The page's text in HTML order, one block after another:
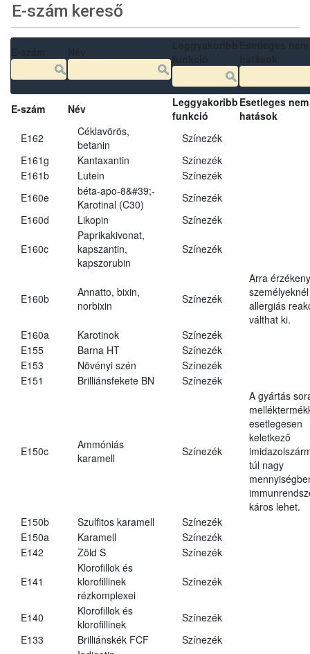
E-szám kereső
E-szám Név
Leggyakoribb
funkció
Esetleges
hatások
E162
Céklavörös,
betanin
Színezék
E161g
Kantaxantin
Színezék
E161b
Lutein
Színezék
E160e
béta-apo-8&#39;-
Karotinal (C30)
Színezék
E160d
Likopin Színezék
E160c
Paprikakivonat,
kapszantin,
kapszorubin
Színezék
E160b
Annatto, bixin,
norbixin
Színezék
Arra érzékeny
személyeknél
allergiás
válthat ki.
E160a
Karotinok
Színezék
E155
Barna HT
Színezék
E153
Növényi szén
Színezék
E151
Brilliánsfekete BN Színezék
E150c
Ammóniás
karamell
Színezék
A gyártás
esetlegesen
keletkező
túl nagy
káros lehet.
E150b
Szulfitos karamell
Színezék
E150a
Karamell
Színezék
E142
Zöld S Színezék
E141
Klorofillok és
klorofillinek
rézkomplexei
Színezék
E140
Klorofillok és
klorofillinek
Színezék
E133
Brilliánskék FCF
Színezék